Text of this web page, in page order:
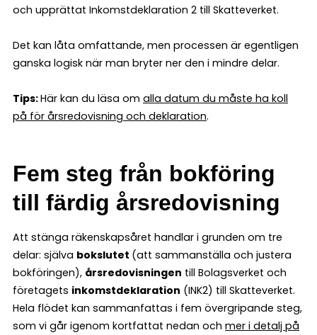
och upprättat Inkomstdeklaration 2 till Skatteverket.
Det kan låta omfattande, men processen är egentligen
ganska logisk när man bryter ner den i mindre delar.
Tips:Här kan du läsa om alla datum du måste ha koll
på för årsredovisning och deklaration.
Fem steg från bokföring
till färdig årsredovisning
Att stänga räkenskapsåret handlar i grunden om tre
delar: själva bokslutet (att sammanställa och justera
bokföringen), årsredovisningen till Bolagsverket och
företagets inkomstdeklaration (INK2) till Skatteverket.
Hela flödet kan sammanfattas i fem övergripande steg,
som vi går igenom kortfattat nedan och mer i detalj på